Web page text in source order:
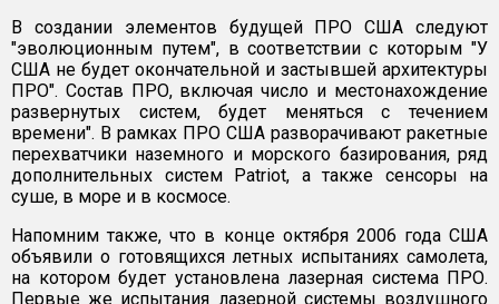
В создании элементов будущей ПРО США следуют
"эволюционным путем", в соответствии с которым "У
США не будет окончательной и застывшей архитектуры
ПРО". Состав ПРО, включая число и местонахождение
развернутых систем, будет меняться с течением
времени". В рамках ПРО США разворачивают ракетные
перехватчики наземного и морского базирования, ряд
дополнительных систем Patriot, а также сенсоры на
суше, в море и в космосе.
Напомним также, что в конце октября 2006 года США
объявили о готовящихся летных испытаниях самолета,
на котором будет установлена лазерная система ПРО.
Первые же испытания лазерной системы воздушного